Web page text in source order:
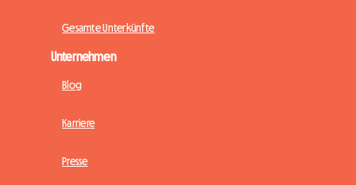
Gesamte Unterkünfte
Unternehmen
Blog
Karriere
Presse